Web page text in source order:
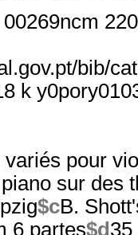
00269ncm
bib/
k
variés pour
sur des
$cB.
6 partes$d 35